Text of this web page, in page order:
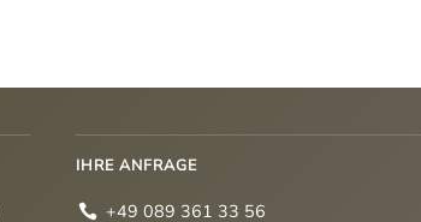
IHRE ANFRAGE
 +49 089 361 33 56